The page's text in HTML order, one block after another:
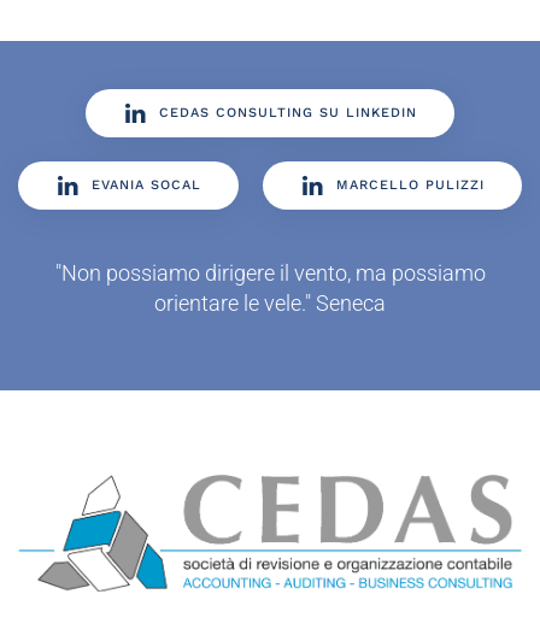
CEDAS CONSULTING SU LINKEDIN
EVANIA SOCAL MARCELLO PULIZZI
"Non possiamo dirigere il vento, ma possiamo
orientare le vele." Seneca